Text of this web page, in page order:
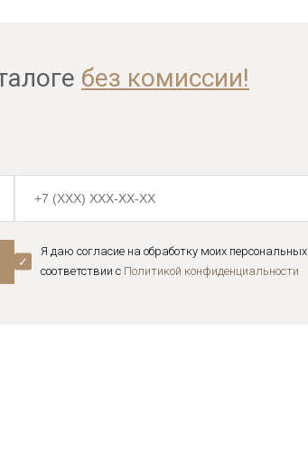
без комиссии!
Я даю согласие на обработку моих
соответствии с Политикой конфиденциальноcти